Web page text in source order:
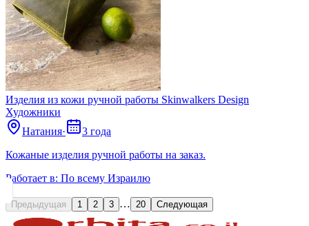
Изделия из кожи ручной работы Skinwalkers Design
Художники
Натания·
3 года
Кожаные изделия ручной работы на заказ.
Работает в: По всему Израилю
Предыдущая 1 2 3 … 20 Следующая